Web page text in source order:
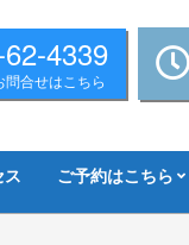
4339
問合せはこちら
ご予約はこちら